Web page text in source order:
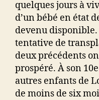
quelques jours à
d’un bébé en état
devenu disponible.
tentative de
deux précédents
prospéré. À son
autres enfants de
de moins de six